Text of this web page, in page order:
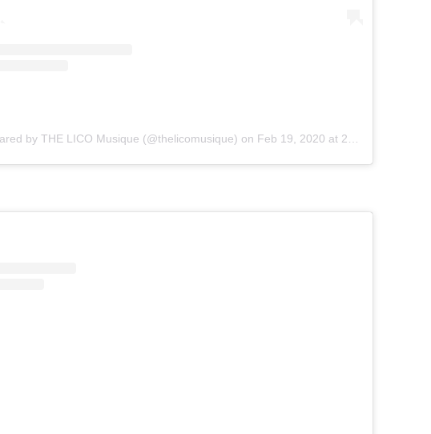
by THE LICO Musique (@thelicomusique) on Feb 19, 2020 at 2:33am PST